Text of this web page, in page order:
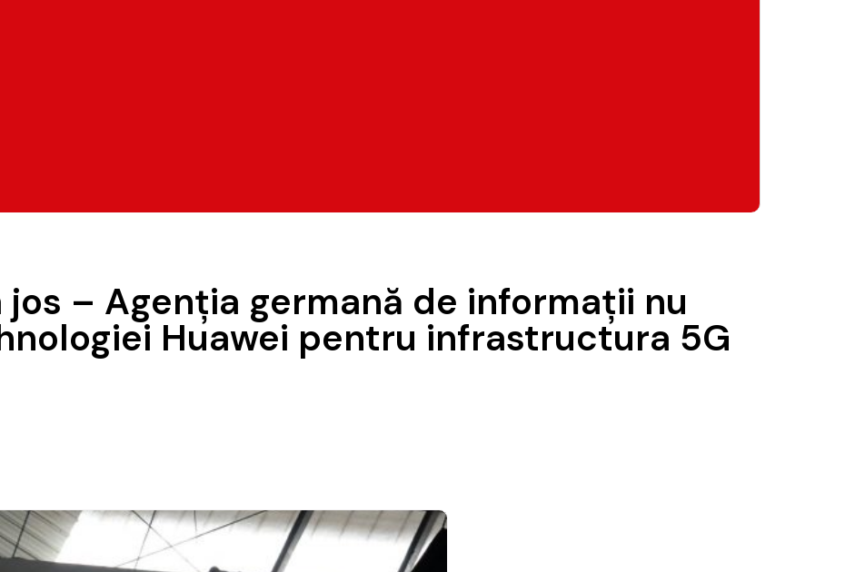
– Agenţia germană de informaţii nu
Huawei pentru infrastructura 5G